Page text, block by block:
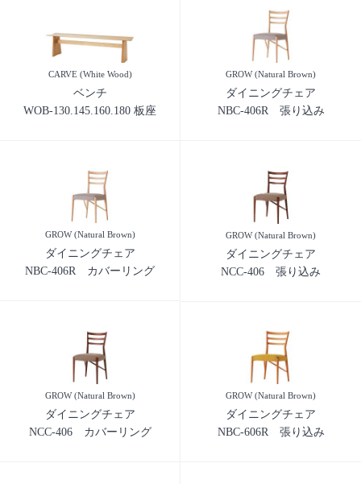
CARVE (White Wood)
ベンチ
WOB-130.145.160.180 板座
GROW (Natural Brown)
ダイニングチェア
NBC-406R 張り込み
GROW (Natural Brown)
ダイニングチェア
NBC-406R カバーリング
GROW (Natural Brown)
ダイニングチェア
NCC-406 張り込み
GROW (Natural Brown)
ダイニングチェア
NCC-406 カバーリング
GROW (Natural Brown)
ダイニングチェア
NBC-606R 張り込み